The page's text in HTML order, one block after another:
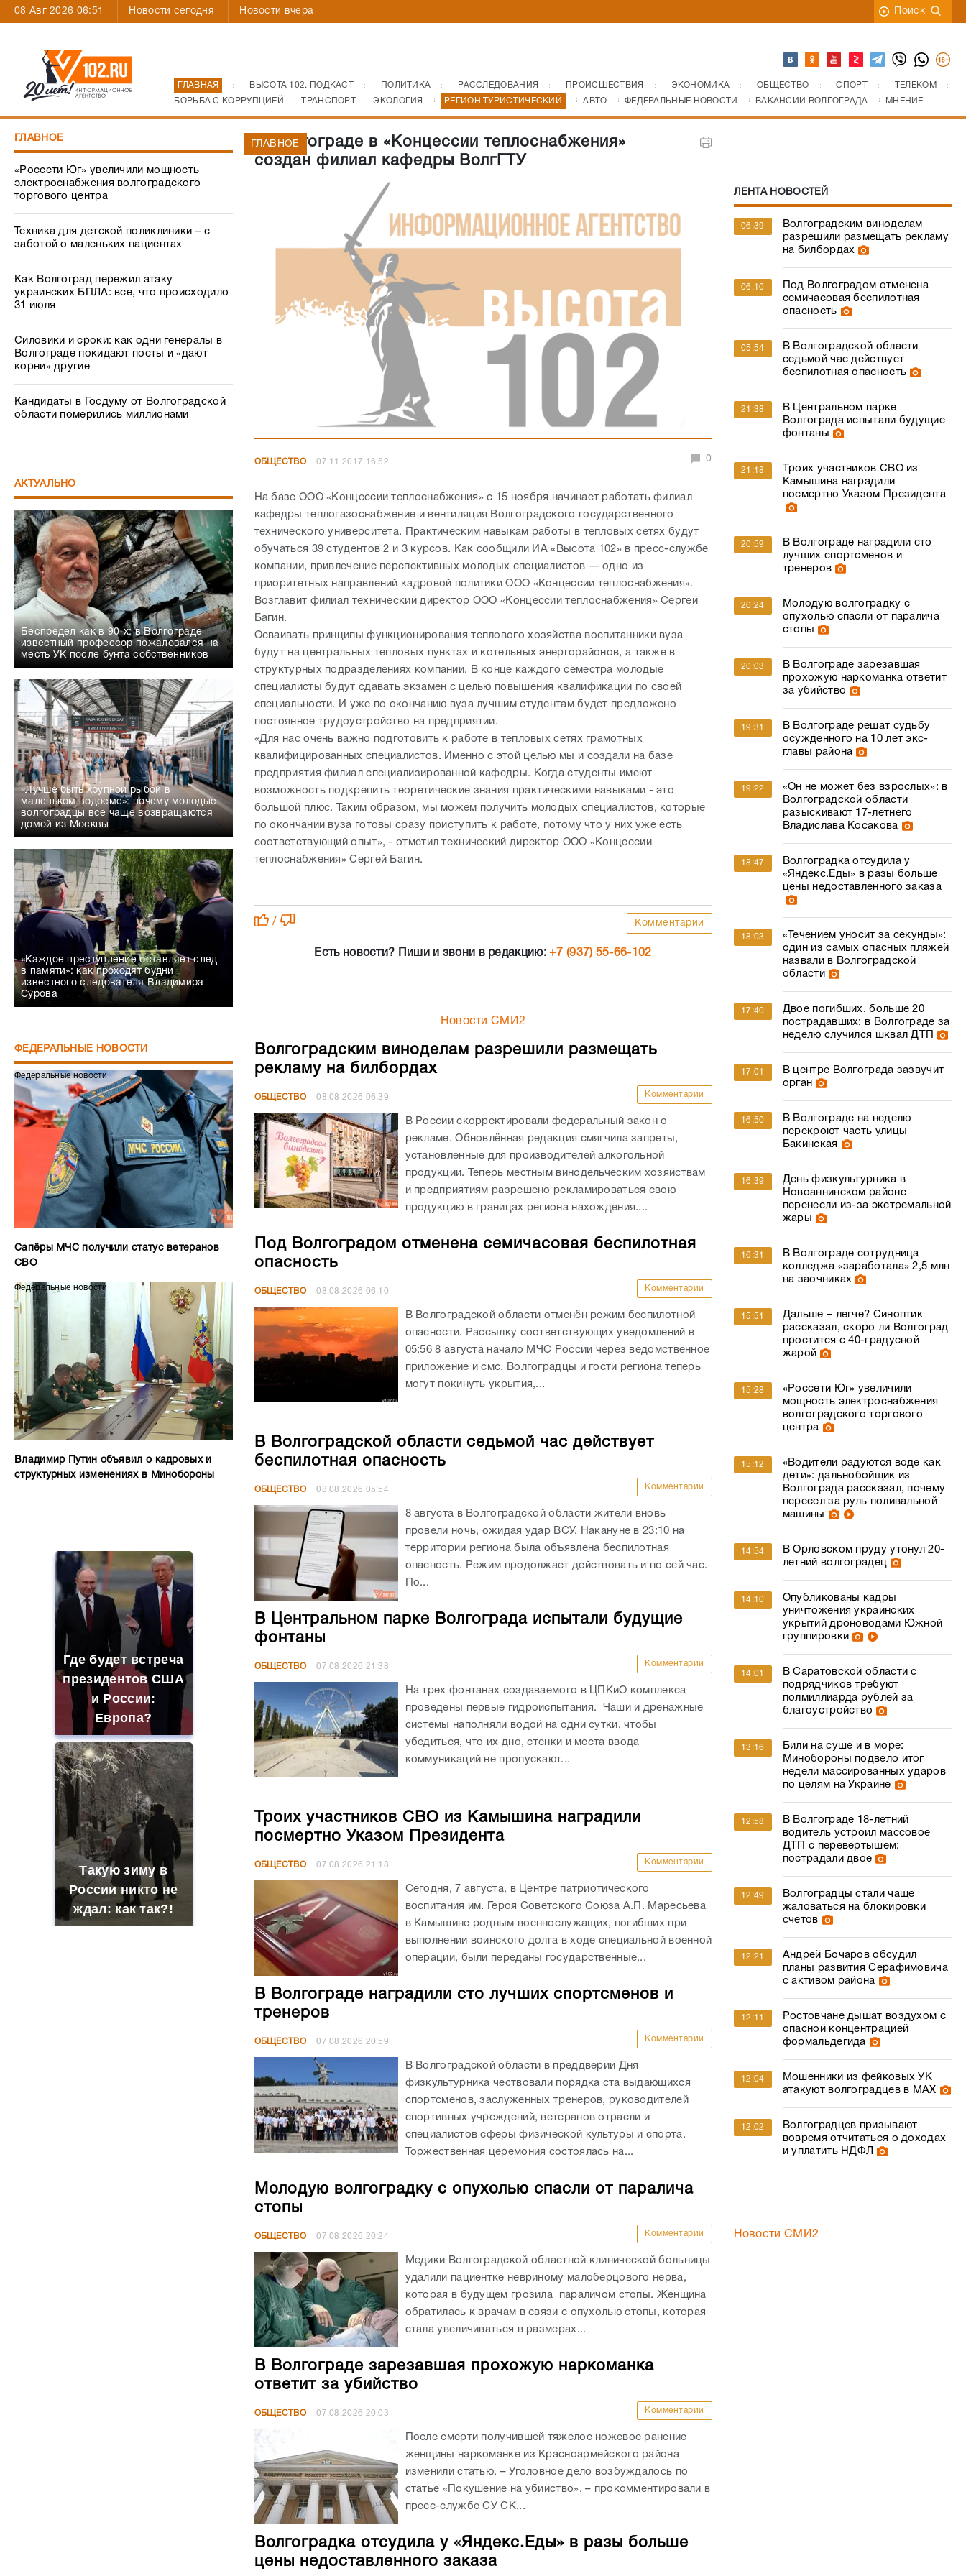
08 Авг 2026 06:51 Новости сегодня Новости вчера Поиск
ГЛАВНАЯ ВЫСОТА 102. ПОДКАСТ ПОЛИТИКА РАССЛЕДОВАНИЯ ПРОИСШЕСТВИЯ ЭКОНОМИКА ОБЩЕСТВО СПОРТ
ТЕЛЕКОМ
БОРЬБА С КОРРУПЦИЕЙ
ТРАНСПОРТ ЭКОЛОГИЯ РЕГИОН ТУРИСТИЧЕСКИЙ АВТО ФЕДЕРАЛЬНЫЕ НОВОСТИ ВАКАНСИИ ВОЛГОГРАДА МНЕНИЕ
ГЛАВНОЕ
«Россети Юг» увеличили мощность
электроснабжения волгоградского
торгового центра
Техника для детской поликлиники – с
заботой о маленьких пациентах
Как Волгоград пережил атаку
украинских БПЛА: все, что происходило
31 июля
Силовики и сроки: как одни генералы в
Волгограде покидают посты и «дают
корни» другие
Кандидаты в Госдуму от Волгоградской
области померились миллионами
АКТУАЛЬНО
Беспредел как в 90-х: в Волгограде
известный профессор пожаловался на
месть УК после бунта собственников
«Лучше быть крупной рыбой в
маленьком водоеме»: почему молодые
волгоградцы все чаще возвращаются
домой из Москвы
«Каждое преступление оставляет след
в памяти»: как проходят будни
известного следователя Владимира
Сурова
ФЕДЕРАЛЬНЫЕ НОВОСТИ
Федеральные новости
Сапёры МЧС получили статус ветеранов
СВО
Федеральные новости
Владимир Путин объявил о кадровых и
структурных изменениях в Минобороны
Где будет встреча
президентов США
и России:
Европа?
Такую зиму в
России никто не
ждал: как так?!
В Волгограде в «Концессии теплоснабжения»
создан филиал кафедры ВолгГТУ
ГЛАВНОЕ
ОБЩЕСТВО 07.11.2017 16:52 0
На базе ООО «Концессии теплоснабжения» с 15 ноября начинает работать филиал
кафедры теплогазоснабжение и вентиляция Волгоградского государственного
технического университета. Практическим навыкам работы в тепловых сетях будут
обучаться 39 студентов 2 и 3 курсов. Как сообщили ИА «Высота 102» в пресс-службе
компании, привлечение перспективных молодых специалистов — одно из
приоритетных направлений кадровой политики ООО «Концессии теплоснабжения».
Возглавит филиал технический директор ООО «Концессии теплоснабжения» Сергей
Багин.
Осваивать принципы функционирования теплового хозяйства воспитанники вуза
будут на центральных тепловых пунктах и котельных энергорайонов, а также в
структурных подразделениях компании. В конце каждого семестра молодые
специалисты будут сдавать экзамен с целью повышения квалификации по своей
специальности. И уже по окончанию вуза лучшим студентам будет предложено
постоянное трудоустройство на предприятии.
«Для нас очень важно подготовить к работе в тепловых сетях грамотных
квалифицированных специалистов. Именно с этой целью мы и создали на базе
предприятия филиал специализированной кафедры. Когда студенты имеют
возможность подкрепить теоретические знания практическими навыками - это
большой плюс. Таким образом, мы можем получить молодых специалистов, которые
по окончании вуза готовы сразу приступить к работе, потому что у них уже есть
соответствующий опыт», - отметил технический директор ООО «Концессии
теплоснабжения» Сергей Багин.
/ Комментарии
Есть новости? Пиши и звони в редакцию:+7 (937) 55-66-102
Новости СМИ2
Волгоградским виноделам разрешили размещать
рекламу на билбордах
ОБЩЕСТВО 08.08.2026 06:39 Комментарии
В России скорректировали федеральный закон о
рекламе. Обновлённая редакция смягчила запреты,
установленные для производителей алкогольной
продукции. Теперь местным винодельческим хозяйствам
и предприятиям разрешено рекламироваться свою
продукцию в границах региона нахождения....
Под Волгоградом отменена семичасовая беспилотная
опасность
ОБЩЕСТВО 08.08.2026 06:10 Комментарии
В Волгоградской области отменён режим беспилотной
опасности. Рассылку соответствующих уведомлений в
05:56 8 августа начало МЧС России через ведомственное
приложение и смс. Волгоградцы и гости региона теперь
могут покинуть укрытия,...
В Волгоградской области седьмой час действует
беспилотная опасность
ОБЩЕСТВО 08.08.2026 05:54 Комментарии
8 августа в Волгоградской области жители вновь
провели ночь, ожидая удар ВСУ. Накануне в 23:10 на
территории региона была объявлена беспилотная
опасность. Режим продолжает действовать и по сей час.
По...
В Центральном парке Волгограда испытали будущие
фонтаны
ОБЩЕСТВО 07.08.2026 21:38 Комментарии
На трех фонтанах создаваемого в ЦПКиО комплекса
проведены первые гидроиспытания. Чаши и дренажные
системы наполняли водой на одни сутки, чтобы
убедиться, что их дно, стенки и места ввода
коммуникаций не пропускают...
Троих участников СВО из Камышина наградили
посмертно Указом Президента
ОБЩЕСТВО 07.08.2026 21:18 Комментарии
Сегодня, 7 августа, в Центре патриотического
воспитания им. Героя Советского Союза А.П. Маресьева
в Камышине родным военнослужащих, погибших при
выполнении воинского долга в ходе специальной военной
операции, были переданы государственные...
В Волгограде наградили сто лучших спортсменов и
тренеров
ОБЩЕСТВО 07.08.2026 20:59 Комментарии
В Волгоградской области в преддверии Дня
физкультурника чествовали порядка ста выдающихся
спортсменов, заслуженных тренеров, руководителей
спортивных учреждений, ветеранов отрасли и
специалистов сферы физической культуры и спорта.
Торжественная церемония состоялась на...
Молодую волгоградку с опухолью спасли от паралича
стопы
ОБЩЕСТВО 07.08.2026 20:24 Комментарии
Медики Волгоградской областной клинической больницы
удалили пациентке невриному малоберцового нерва,
которая в будущем грозила параличом стопы. Женщина
обратилась к врачам в связи с опухолью стопы, которая
стала увеличиваться в размерах...
В Волгограде зарезавшая прохожую наркоманка
ответит за убийство
ОБЩЕСТВО 07.08.2026 20:03 Комментарии
После смерти получившей тяжелое ножевое ранение
женщины наркоманке из Красноармейского района
изменили статью. – Уголовное дело возбуждалось по
статье «Покушение на убийство», – прокомментировали в
пресс-службе СУ СК...
Волгоградка отсудила у «Яндекс.Еды» в разы больше
цены недоставленного заказа
ЛЕНТА НОВОСТЕЙ
06:39
Волгоградским виноделам
разрешили размещать рекламу
на билбордах
06:10
Под Волгоградом отменена
семичасовая беспилотная
опасность
05:54
В Волгоградской области
седьмой час действует
беспилотная опасность
21:38
В Центральном парке
Волгограда испытали будущие
фонтаны
21:18
Троих участников СВО из
Камышина наградили
посмертно Указом Президента
20:59
В Волгограде наградили сто
лучших спортсменов и
тренеров
20:24
Молодую волгоградку с
опухолью спасли от паралича
стопы
20:03
В Волгограде зарезавшая
прохожую наркоманка ответит
за убийство
19:31
В Волгограде решат судьбу
осужденного на 10 лет экс-
главы района
19:22
«Он не может без взрослых»: в
Волгоградской области
разыскивают 17-летнего
Владислава Косакова
18:47
Волгоградка отсудила у
«Яндекс.Еды» в разы больше
цены недоставленного заказа
18:03
«Течением уносит за секунды»:
один из самых опасных пляжей
назвали в Волгоградской
области
17:40
Двое погибших, больше 20
пострадавших: в Волгограде за
неделю случился шквал ДТП
17:01
В центре Волгограда зазвучит
орган
16:50
В Волгограде на неделю
перекроют часть улицы
Бакинская
16:39
День физкультурника в
Новоаннинском районе
перенесли из-за экстремальной
жары
16:31
В Волгограде сотрудница
колледжа «заработала» 2,5 млн
на заочниках
15:51
Дальше – легче? Синоптик
рассказал, скоро ли Волгоград
простится с 40-градусной
жарой
15:28
«Россети Юг» увеличили
мощность электроснабжения
волгоградского торгового
центра
15:12
«Водители радуются воде как
дети»: дальнобойщик из
Волгограда рассказал, почему
пересел за руль поливальной
машины
14:54
В Орловском пруду утонул 20-
летний волгоградец
14:10
Опубликованы кадры
уничтожения украинских
укрытий дроноводами Южной
группировки
14:01
В Саратовской области с
подрядчиков требуют
полмиллиарда рублей за
благоустройство
13:16
Били на суше и в море:
Минобороны подвело итог
недели массированных ударов
по целям на Украине
12:58
В Волгограде 18-летний
водитель устроил массовое
ДТП с перевертышем:
пострадали двое
12:49
Волгоградцы стали чаще
жаловаться на блокировки
счетов
12:21
Андрей Бочаров обсудил
планы развития Серафимовича
с активом района
12:11
Ростовчане дышат воздухом с
опасной концентрацией
формальдегида
12:04
Мошенники из фейковых УК
атакуют волгоградцев в МАХ
12:02
Волгоградцев призывают
вовремя отчитаться о доходах
и уплатить НДФЛ
Новости СМИ2